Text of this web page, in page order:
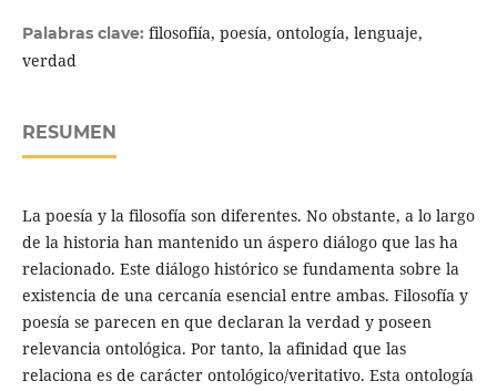
Palabras clave: filosofiía, poesía, ontología, lenguaje,
verdad
RESUMEN
La poesía y la filosofía son diferentes. No obstante, a lo largo
de la historia han mantenido un áspero diálogo que las ha
relacionado. Este diálogo histórico se fundamenta sobre la
existencia de una cercanía esencial entre ambas. Filosofía y
poesía se parecen en que declaran la verdad y poseen
relevancia ontológica. Por tanto, la afinidad que las
relaciona es de carácter ontológico/veritativo. Esta ontología